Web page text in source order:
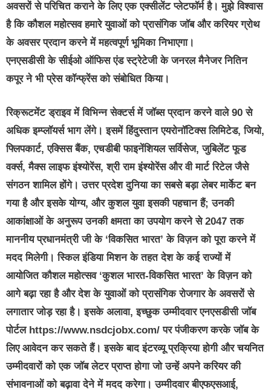
अवसरों से परिचित कराने के लिए एक एक्सीलेंट प्लेटफॉर्म है। मुझे विश्वास
है कि कौशल महोत्सव हमारे युवाओं को प्रासंगिक जॉब और करियर ग्रोथ
के अवसर प्रदान करने में महत्वपूर्ण भूमिका निभाएगा।
एनएसडीसी के सीईओ ऑफिस एंड स्ट्रेटेजी के जनरल मैनेजर नितिन
कपूर ने भी प्रेस कॉन्फ्रेंस को संबोधित किया।
रिक्रूटमेंट ड्राइव में विभिन्न सेक्टर्स में जॉब्स प्रदान करने वाले 90 से
अधिक इम्प्लॉयर्स भाग लेंगे। इसमें हिंदुस्तान एयरोनॉटिक्स लिमिटेड, जियो,
फ्लिपकार्ट, एक्सिस बैंक, एचडीबी फाइनेंशियल सर्विसेज, जुबिलेंट फूड
वर्क्स, मैक्स लाइफ इंश्योरेंस, श्री राम इंश्योरेंस और वी मार्ट रिटेल जैसे
संगठन शामिल होंगे। उत्तर प्रदेश दुनिया का सबसे बड़ा लेबर मार्केट बन
गया है और इसके योग्य, और कुशल युवा इसकी पहचान हैं; उनकी
आकांक्षाओं के अनुरूप उनकी क्षमता का उपयोग करने से 2047 तक
माननीय प्रधानमंत्री जी के ‘विकसित भारत’ के विज़न को पूरा करने में
मदद मिलेगी। स्किल इंडिया मिशन के तहत देश के कई राज्यों में
आयोजित कौशल महोत्सव ‘कुशल भारत-विकसित भारत’ के विज़न को
आगे बढ़ा रहा है और देश के युवाओं को प्रासंगिक रोजगार के अवसरों से
लगातार जोड़ रहा है। इसके अलावा, इच्छुक उम्मीदवार एनएसडीसी जॉब
पोर्टल https://www.nsdcjobx.com/ पर पंजीकरण करके जॉब के
लिए आवेदन कर सकते हैं। इसके बाद इंटरव्यू प्रक्रिया होगी और चयनित
उम्मीदवारों को एक जॉब लेटर प्राप्त होगा जो उन्हें अपने करियर की
संभावनाओं को बढ़ावा देने में मदद करेगा। उम्मीदवार बीएफएसआई,